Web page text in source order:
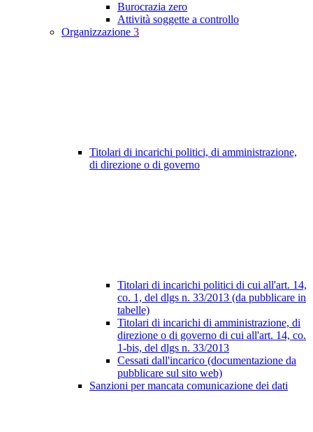
Burocrazia zero
Attività soggette a controllo
Organizzazione 3
Titolari di incarichi politici, di amministrazione,
di direzione o di governo
Titolari di incarichi politici di cui all'art. 14,
co. 1, del dlgs n. 33/2013 (da pubblicare in
tabelle)
Titolari di incarichi di amministrazione, di
direzione o di governo di cui all'art. 14, co.
1-bis, del dlgs n. 33/2013
Cessati dall'incarico (documentazione da
pubblicare sul sito web)
Sanzioni per mancata comunicazione dei dati